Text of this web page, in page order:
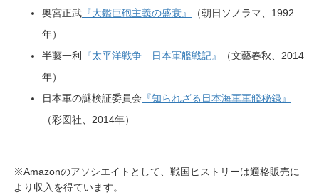
奥宮正武 『大鑑巨砲主義の盛衰』
（朝日ソノラマ、1992
年）
半藤一利
『太平洋戦争 日本軍艦戦記』
（文藝春秋、2014
年）
日本軍の謎検証委員会 『知られざる日本海軍軍艦秘録』
（彩図社、2014年）
※Amazonのアソシエイトとして、戦国ヒストリーは適格販売に
より収入を得ています。